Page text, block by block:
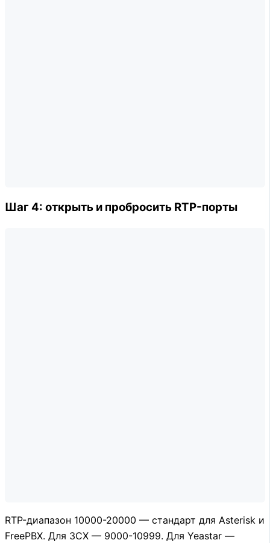
Шаг 4: открыть и пробросить RTP-порты
RTP-диапазон 10000-20000 — стандарт для Asterisk и
FreePBX. Для 3CX — 9000-10999. Для Yeastar —